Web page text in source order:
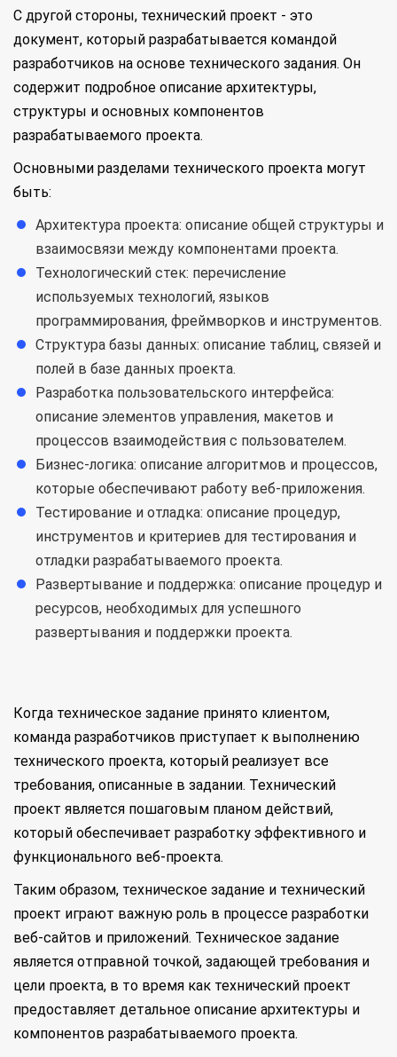
С другой стороны, технический проект - это
документ, который разрабатывается командой
разработчиков на основе технического задания. Он
содержит подробное описание архитектуры,
структуры и основных компонентов
разрабатываемого проекта.
Основными разделами технического проекта могут
быть:
Архитектура проекта: описание общей структуры и
взаимосвязи между компонентами проекта.
Технологический стек: перечисление
используемых технологий, языков
программирования, фреймворков и инструментов.
Структура базы данных: описание таблиц, связей и
полей в базе данных проекта.
Разработка пользовательского интерфейса:
описание элементов управления, макетов и
процессов взаимодействия с пользователем.
Бизнес-логика: описание алгоритмов и процессов,
которые обеспечивают работу веб-приложения.
Тестирование и отладка: описание процедур,
инструментов и критериев для тестирования и
отладки разрабатываемого проекта.
Развертывание и поддержка: описание процедур и
ресурсов, необходимых для успешного
развертывания и поддержки проекта.
Когда техническое задание принято клиентом,
команда разработчиков приступает к выполнению
технического проекта, который реализует все
требования, описанные в задании. Технический
проект является пошаговым планом действий,
который обеспечивает разработку эффективного и
функционального веб-проекта.
Таким образом, техническое задание и технический
проект играют важную роль в процессе разработки
веб-сайтов и приложений. Техническое задание
является отправной точкой, задающей требования и
цели проекта, в то время как технический проект
предоставляет детальное описание архитектуры и
компонентов разрабатываемого проекта.